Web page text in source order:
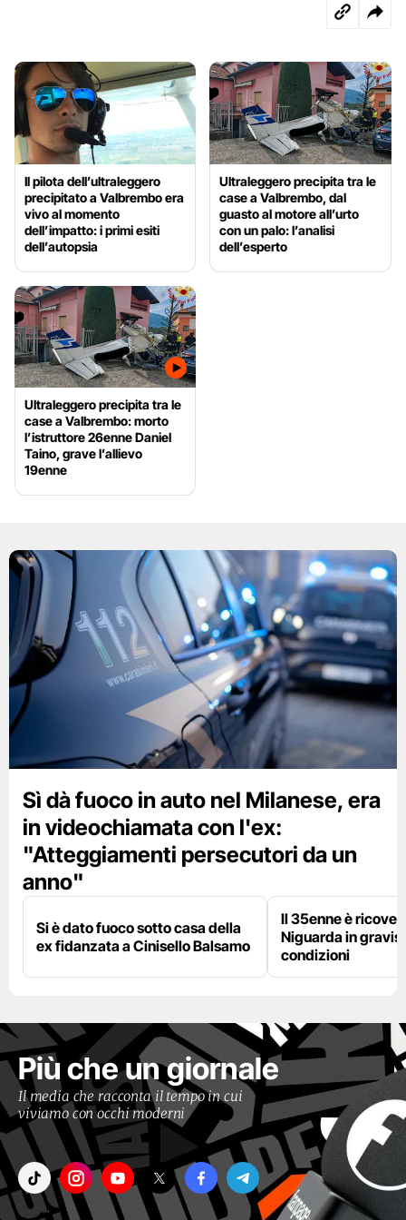
Il pilota dell’ultraleggero
precipitato a Valbrembo era
vivo al momento
dell’impatto: i primi esiti
dell’autopsia
Ultraleggero precipita tra le
case a Valbrembo, dal
guasto al motore all’urto
con un palo: l’analisi
dell’esperto
Ultraleggero precipita tra le
case a Valbrembo: morto
l’istruttore 26enne Daniel
Taino, grave l’allievo
19enne
Sì dà fuoco in auto nel Milanese, era
in videochiamata con l'ex:
"Atteggiamenti persecutori da un
anno"
Si è dato fuoco sotto casa della
ex fidanzata a Cinisello Balsamo
Il 35enne è
Niguarda in
condizioni
Più che un giornale
Il media che racconta il tempo in cui
viviamo con occhi moderni